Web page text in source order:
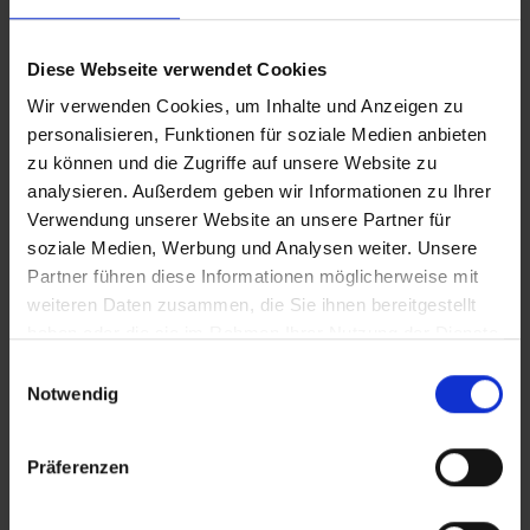
Diese Webseite verwendet Cookies
Wir verwenden Cookies, um Inhalte und Anzeigen zu
personalisieren, Funktionen für soziale Medien anbieten
zu können und die Zugriffe auf unsere Website zu
analysieren. Außerdem geben wir Informationen zu Ihrer
Verwendung unserer Website an unsere Partner für
soziale Medien, Werbung und Analysen weiter. Unsere
Partner führen diese Informationen möglicherweise mit
weiteren Daten zusammen, die Sie ihnen bereitgestellt
Notwendig
Präferenzen
In Sicherheit in Deutschland, in Gedanken im Krieg
VERTICAL_CLEAN_Sportwetten
Zusätzliches Material
SRT-Untertitel